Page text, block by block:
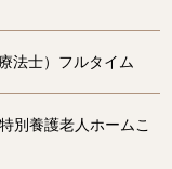
法士）フルタイム
別養護老人ホームこ